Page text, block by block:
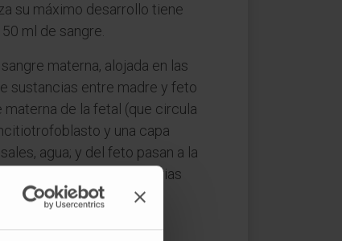
su máximo desarrollo tiene
ml de sangre.
materna, alojada en las
sustancias entre madre y feto
de la fetal (que circula
y una capa
agua; y del feto pasan a la
por ramas de las arterias
umbilical. El flujo